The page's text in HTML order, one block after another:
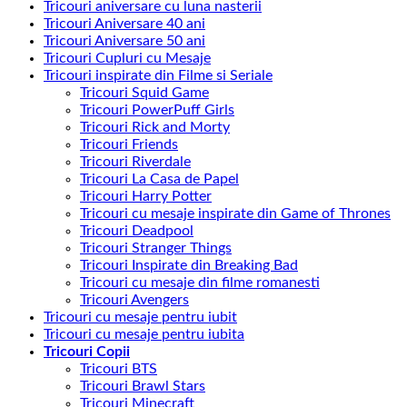
Tricouri aniversare cu luna nasterii
Tricouri Aniversare 40 ani
Tricouri Aniversare 50 ani
Tricouri Cupluri cu Mesaje
Tricouri inspirate din Filme si Seriale
Tricouri Squid Game
Tricouri PowerPuff Girls
Tricouri Rick and Morty
Tricouri Friends
Tricouri Riverdale
Tricouri La Casa de Papel
Tricouri Harry Potter
Tricouri cu mesaje inspirate din Game of Thrones
Tricouri Deadpool
Tricouri Stranger Things
Tricouri Inspirate din Breaking Bad
Tricouri cu mesaje din filme romanesti
Tricouri Avengers
Tricouri cu mesaje pentru iubit
Tricouri cu mesaje pentru iubita
Tricouri Copii
Tricouri BTS
Tricouri Brawl Stars
Tricouri Minecraft